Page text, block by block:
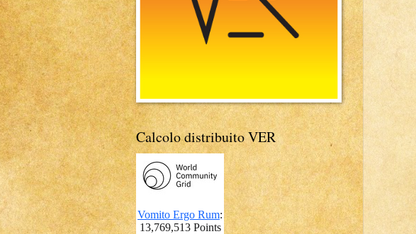
Calcolo distribuito VER